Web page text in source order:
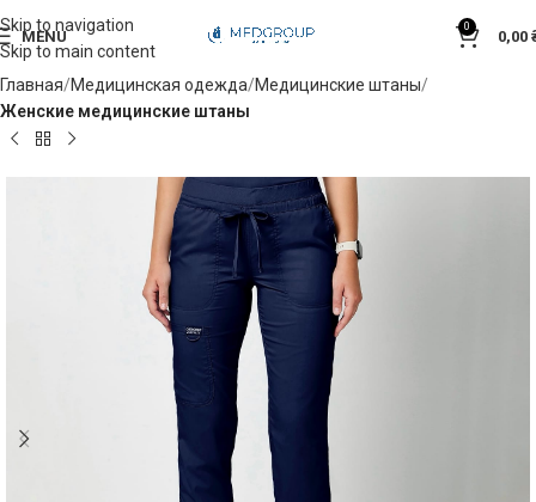
Skip to navigation
Skip to main content
MENU
0
0,00
Главная Медицинская одежда Медицинские штаны
Женские медицинские штаны